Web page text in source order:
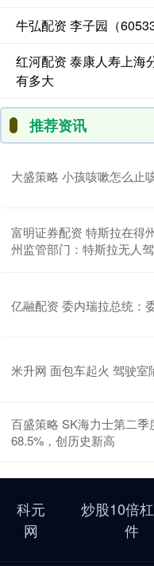
牛弘配资 李子园（
红河配资 泰康人寿上
有多大
推荐资讯
大盛策略 小孩咳嗽怎么止
富明证券配资 特斯拉在得
州监管部门：特斯拉无人
亿融配资 委内瑞拉总统：
米升网 面包车起火 驾驶室
百盛策略 SK海力士第二季
68.5%，创历史新高
科元
网
炒股10倍
件